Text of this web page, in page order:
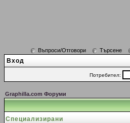
Въпроси/Отговори Търсене
Вход
Потребител:
Graphilla.com Форуми
Специализирани